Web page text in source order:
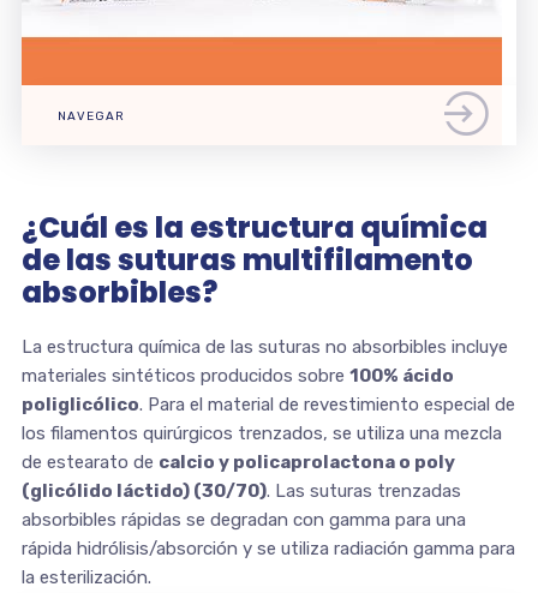
NAVEGAR
¿Cuál es la estructura química
de las suturas multifilamento
absorbibles?
La estructura química de las suturas no absorbibles incluye
materiales sintéticos producidos sobre 100% ácido
poliglicólico. Para el material de revestimiento especial de
los filamentos quirúrgicos trenzados, se utiliza una mezcla
de estearato de calcio y policaprolactona o poly
(glicólido láctido) (30/70). Las suturas trenzadas
absorbibles rápidas se degradan con gamma para una
rápida hidrólisis/absorción y se utiliza radiación gamma para
la esterilización.